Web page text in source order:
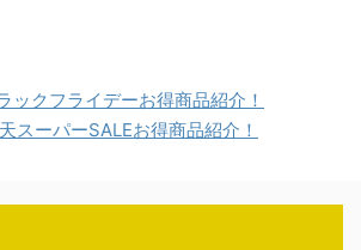
ックフライデーお得商品紹介！
スーパーSALEお得商品紹介！